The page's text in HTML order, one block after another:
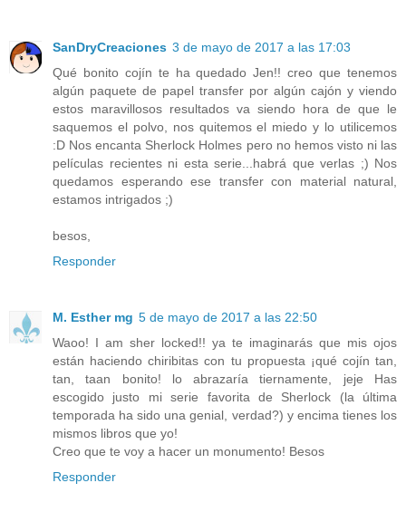
SanDryCreaciones 3 de mayo de 2017 a las 17:03
Qué bonito cojín te ha quedado Jen!! creo que tenemos
algún paquete de papel transfer por algún cajón y viendo
estos maravillosos resultados va siendo hora de que le
saquemos el polvo, nos quitemos el miedo y lo utilicemos
:D Nos encanta Sherlock Holmes pero no hemos visto ni las
películas recientes ni esta serie...habrá que verlas ;) Nos
quedamos esperando ese transfer con material natural,
estamos intrigados ;)
besos,
Responder
M. Esther mg 5 de mayo de 2017 a las 22:50
Waoo! I am sher locked!! ya te imaginarás que mis ojos
están haciendo chiribitas con tu propuesta ¡qué cojín tan,
tan, taan bonito! lo abrazaría tiernamente, jeje Has
escogido justo mi serie favorita de Sherlock (la última
temporada ha sido una genial, verdad?) y encima tienes los
mismos libros que yo!
Creo que te voy a hacer un monumento! Besos
Responder